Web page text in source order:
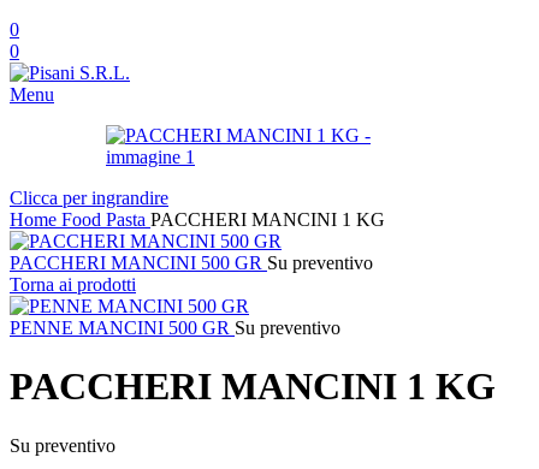
0
0
Menu
Clicca per ingrandire
Home Food Pasta PACCHERI MANCINI 1 KG
PACCHERI MANCINI 500 GR Su preventivo
Torna ai prodotti
PENNE MANCINI 500 GR Su preventivo
PACCHERI MANCINI 1 KG
Su preventivo